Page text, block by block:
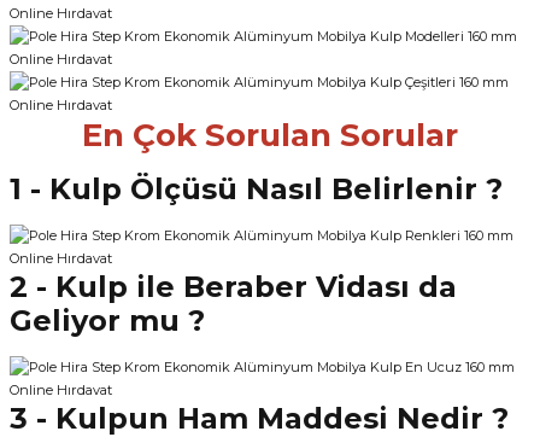
En Çok Sorulan Sorular
1 - Kulp Ölçüsü Nasıl Belirlenir ?
2 - Kulp ile Beraber Vidası da
Geliyor mu ?
3 - Kulpun Ham Maddesi Nedir ?